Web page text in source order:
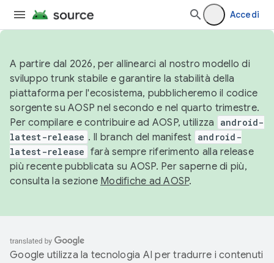
Accedi
A partire dal 2026, per allinearci al nostro modello di
sviluppo trunk stabile e garantire la stabilità della
piattaforma per l'ecosistema, pubblicheremo il codice
sorgente su AOSP nel secondo e nel quarto trimestre.
Per compilare e contribuire ad AOSP, utilizza
android-
latest-release . Il branch del manifest android-
latest-release farà sempre riferimento alla release
più recente pubblicata su AOSP. Per saperne di più,
consulta la sezione Modifiche ad AOSP.
Google utilizza la tecnologia AI per tradurre i contenuti